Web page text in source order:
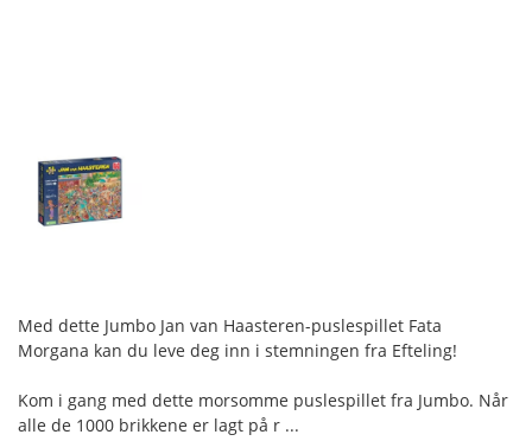
Med dette Jumbo Jan van Haasteren-puslespillet Fata
Morgana kan du leve deg inn i stemningen fra Efteling!
Kom i gang med dette morsomme puslespillet fra Jumbo. Når
alle de 1000 brikkene er lagt på r ...